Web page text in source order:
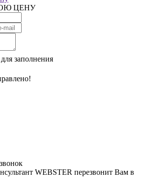
ЦЕНУ
заполнения
WEBSTER перезвонит Вам в